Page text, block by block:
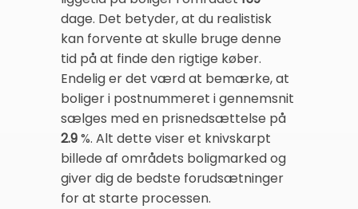
dage. Det betyder, at du realistisk
kan forvente at skulle bruge denne
tid på at finde den rigtige køber.
Endelig er det værd at bemærke, at
boliger i postnummeret i gennemsnit
sælges med en prisnedsættelse på
2.9%. Alt dette viser et knivskarpt
billede af områdets boligmarked og
giver dig de bedste forudsætninger
for at starte processen.